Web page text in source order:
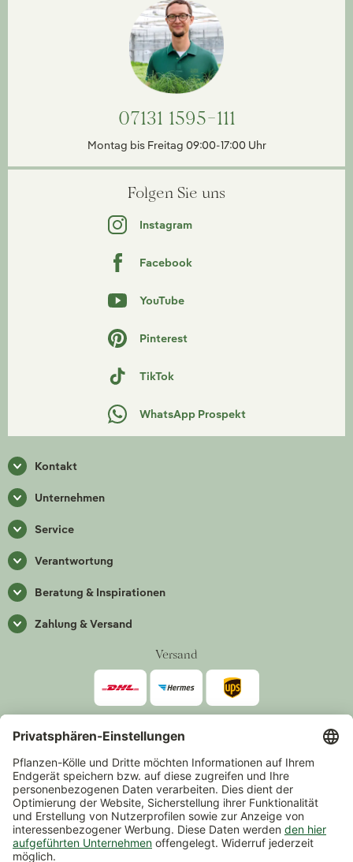
07131 1595-111
Montag bis Freitag 09:00-17:00 Uhr
Folgen Sie uns
Instagram
Facebook
YouTube
Pinterest
TikTok
WhatsApp Prospekt
Kontakt
Unternehmen
Service
Verantwortung
Beratung & Inspirationen
Zahlung & Versand
Versand
Zahlarten
*Alle Preise inkl. gesetzlicher Mehrwertsteuer zzgl.Versand
Mindestbestellwert 14,90 €, ausgenommen sind Gutscheine und
Events.